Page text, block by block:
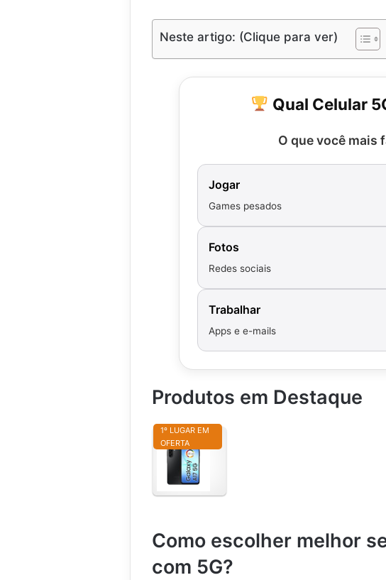
Neste artigo: (Clique para ver)
Qual Celular
O que você mais
Jogar
Games pesados
Fotos
Redes sociais
Trabalhar
Apps e e-mails
Produtos em Destaque
1º LUGAR EM
OFERTA
C
u
r
S
a
Como escolher melhor
com 5G?